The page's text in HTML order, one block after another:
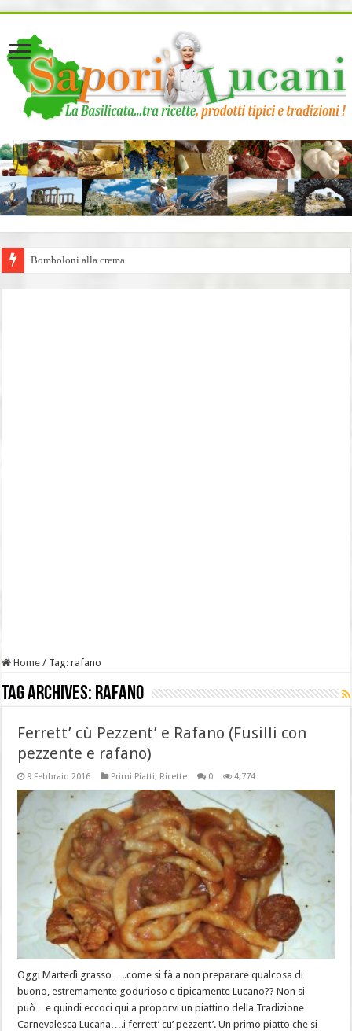
Bomboloni alla crema
Home / Tag:rafano
Tag Archives: rafano
Ferrett’ cù Pezzent’ e Rafano (Fusilli con
pezzente e rafano)
9 Febbraio 2016 Primi Piatti, Ricette 0 4,774
Oggi Martedì grasso…..come si fà a non preparare qualcosa di
buono, estremamente godurioso e tipicamente Lucano?? Non si
può…e quindi eccoci qui a proporvi un piattino della Tradizione
Carnevalesca Lucana….i ferrett’ cu’ pezzent’. Un primo piatto che si